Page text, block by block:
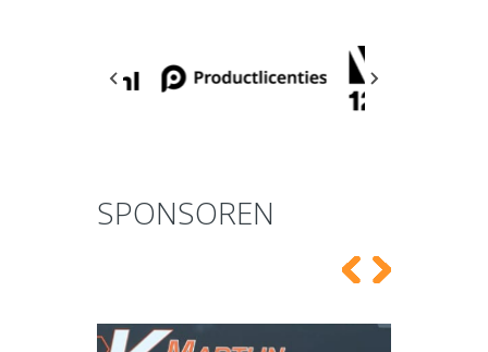
SPONSOREN